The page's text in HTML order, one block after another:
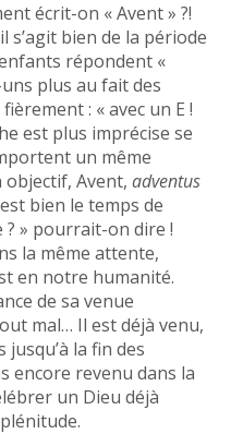
écrit-on « Avent » ?!
s’agit bien de la période
répondent «
plus au fait des
: « avec un E !
est plus imprécise se
un même
objectif, Avent, adventus
bien le temps de
? » pourrait-on dire !
la même attente,
en notre humanité.
de sa venue
mal… Il est déjà venu,
la fin des
encore revenu dans la
un Dieu déjà